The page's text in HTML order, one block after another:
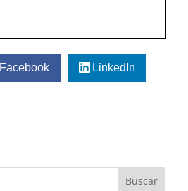
Facebook LinkedIn